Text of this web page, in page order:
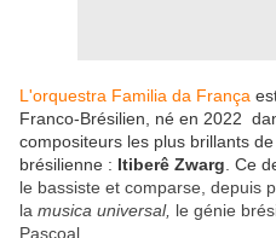
L'orquestra Familia da França
Franco-Brésilien, né en 2022
compositeurs les plus brillants
brésilienne : Itiberê Zwarg . Ce
le bassiste et comparse, depuis
la musica universal, le génie
Pascoal